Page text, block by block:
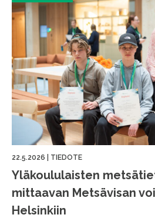
22.5.2026 TIEDOTE
Yläkoululaisten
mittaavan Metsävisan
Helsinkiin